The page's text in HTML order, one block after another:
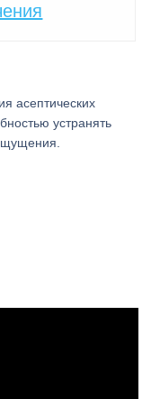
асептических
устранять